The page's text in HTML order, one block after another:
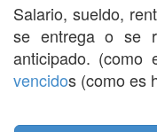
Salario, sueldo,
se entrega o se
anticipado. (como
vencidos (como es